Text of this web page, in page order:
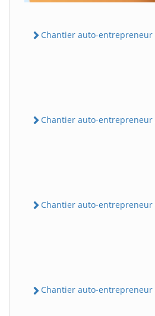
Chantier auto-entrepreneur
Chantier auto-entrepreneur
Chantier auto-entrepreneur
Chantier auto-entrepreneur